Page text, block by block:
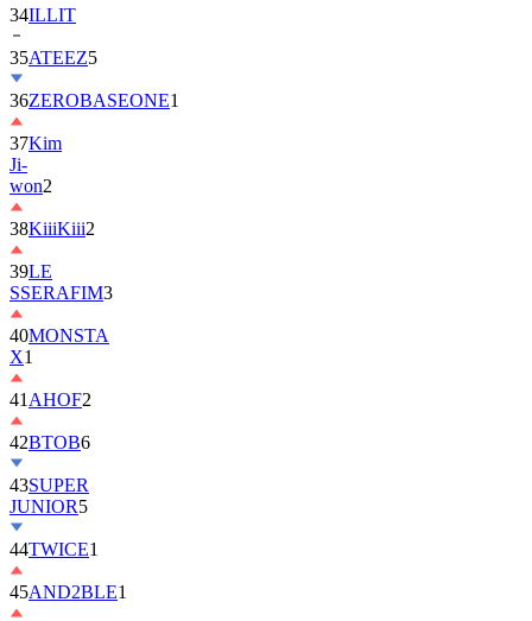
35ATEEZ
36ZEROBASEONE
37Kim
Ji-
won2
38KiiiKiii
39LE
SSERAFIM
40MONSTA
X
41AHOF
42 BTOB6
43SUPER
JUNIOR
44TWICE
45AND2BLE
46KickFlip2